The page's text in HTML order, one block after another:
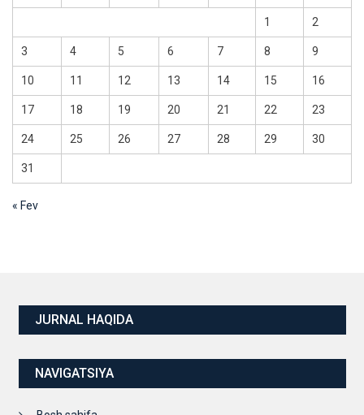
1 2
3 4 5 6 7 8 9
10 11 12 13 14 15 16
17 18 19 20 21 22 23
24 25 26 27 28 29 30
31
« Fev
JURNAL HAQIDA
NAVIGATSIYA